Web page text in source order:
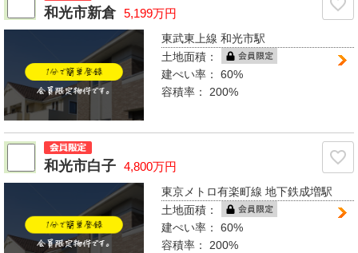
和光市新倉 5,199万円
東武東上線 和光市駅
土地面積：
建ぺい率：60%
容積率： 200%
和光市白子 4,800万円
東京メトロ有楽町線 地下鉄成増駅
土地面積：
建ぺい率：60%
容積率： 200%